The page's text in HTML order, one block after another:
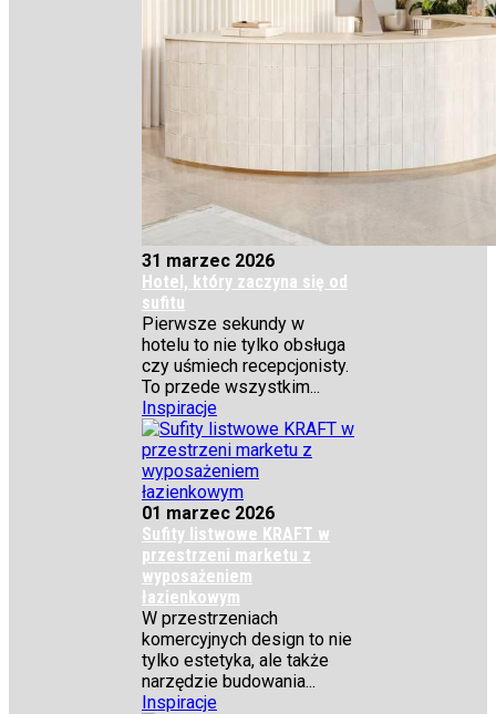
31 marzec 2026
Hotel, który zaczyna się od
sufitu
Pierwsze sekundy w
hotelu to nie tylko obsługa
czy uśmiech recepcjonisty.
To przede wszystkim...
Inspiracje
01 marzec 2026
Sufity listwowe KRAFT w
przestrzeni marketu z
wyposażeniem
łazienkowym
W przestrzeniach
komercyjnych design to nie
tylko estetyka, ale także
narzędzie budowania...
Inspiracje